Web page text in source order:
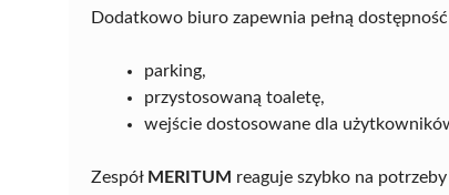
Dodatkowo biuro zapewnia pełną
parking,
przystosowaną toaletę,
wejście dostosowane dla
Zespół MERITUM reaguje szybko na